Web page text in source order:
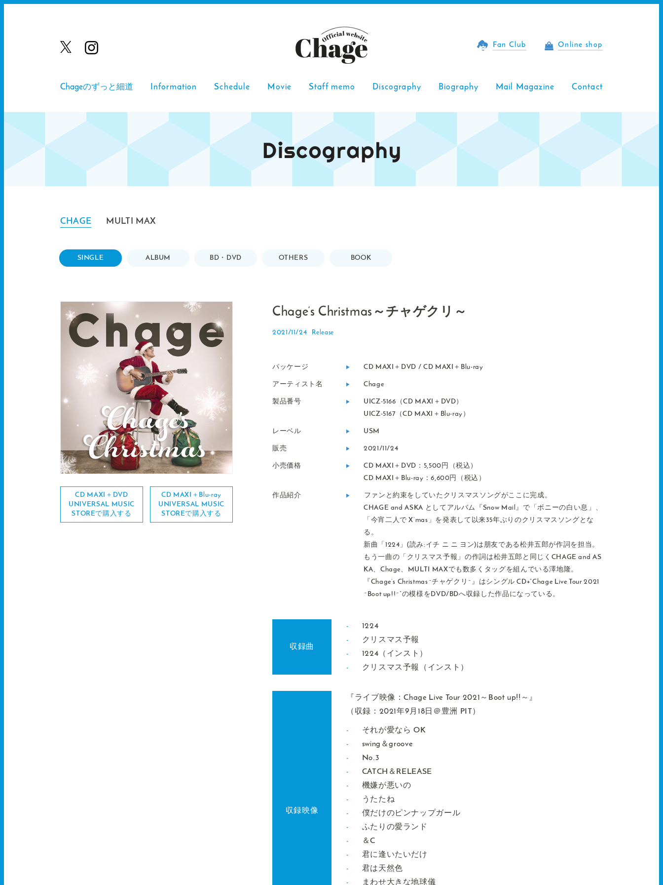
Fan Club Online shop
Chageのずっと細道 Information Schedule Movie Staff memo Discography Biography Mail Magazine Contact
CHAGE MULTI MAX
SINGLE ALBUM BD・DVD OTHERS BOOK
CD MAXI＋DVD
UNIVERSAL MUSIC
STOREで購入する
CD MAXI＋Blu-ray
UNIVERSAL MUSIC
STOREで購入する
Chage’s Christmas～チャゲクリ～
2021/11/24
パッケージ CD MAXI＋DVD / CD MAXI＋Blu-ray
アーティスト名 Chage
製品番号
UICZ-5166（CD MAXI＋DVD）
UICZ-5167（CD MAXI＋Blu-ray）
レーベル USM
販売 2021/11/24
小売価格
CD MAXI＋DVD：5,500円（税込）
CD MAXI＋Blu-ray：6,600円（税込）
作品紹介
︎ファンと約束をしていたクリスマスソングがここに完成。
CHAGE and ASKA としてアルバム『Snow Mail』で「ボニーの白い息」、
「今宵二人で X’mas」を発表して以来35年ぶりのクリスマスソングとな
る。
新曲「1224」(読み:イチ ニ ニ ヨン)は朋友である松井五郎が作詞を担当。
もう一曲の「クリスマス予報」の作詞は松井五郎と同じくCHAGE and AS
KA、Chage、MULTI MAXでも数多くタッグを組んでいる澤地隆。
『Chage’s Christmas~チャゲクリ~』はシングル CD+“Chage Live Tour 2021
~Boot up!!~”の模様をDVD/BDへ収録した作品になっている。
収録曲
1224
クリスマス予報
1224（インスト）
クリスマス予報（インスト）
収録映像
『ライブ映像：Chage Live Tour 2021～Boot up!!～』
（収録：2021年9月18日＠豊洲 PIT）
それが愛なら OK
swing＆groove
No.3
CATCH＆RELEASE
機嫌が悪いの
うたたね
僕だけのピンナップガール
ふたりの愛ランド
＆C
君に逢いたいだけ
君は天然色
まわせ大きな地球儀